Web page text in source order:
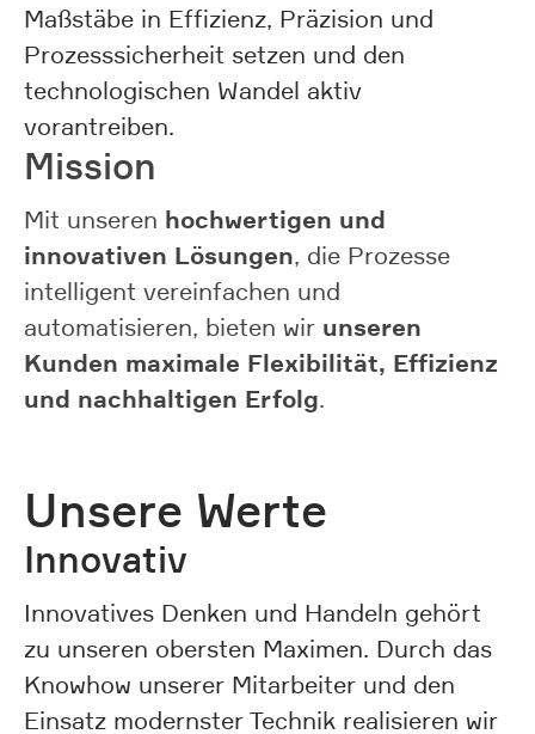
Maßstäbe in Effizienz, Präzision und
Prozesssicherheit setzen und den
technologischen Wandel aktiv
vorantreiben.
Mission
Mit unseren hochwertigen und
innovativen Lösungen, die Prozesse
intelligent vereinfachen und
automatisieren, bieten wir unseren
Kunden maximale Flexibilität, Effizienz
und nachhaltigen Erfolg.
Unsere Werte
Innovativ
Innovatives Denken und Handeln gehört
zu unseren obersten Maximen. Durch das
Knowhow unserer Mitarbeiter und den
Einsatz modernster Technik realisieren wir